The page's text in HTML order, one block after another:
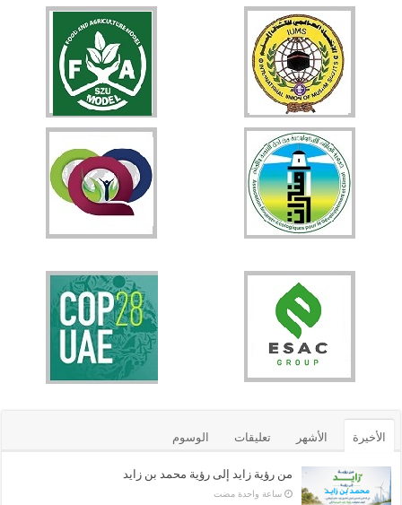
الأخيرة الأشهر تعليقات الوسوم
من رؤية زايد إلى رؤية محمد بن زايد
‏ساعة واحدة مضت